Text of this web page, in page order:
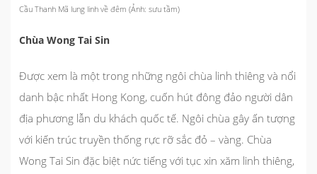
Cầu Thanh Mã lung linh về đêm (Ảnh: sưu tầm)
Chùa Wong Tai Sin
Được xem là một trong những ngôi chùa linh thiêng và nổi
danh bậc nhất Hong Kong, cuốn hút đông đảo người dân
địa phương lẫn du khách quốc tế. Ngôi chùa gây ấn tượng
với kiến trúc truyền thống rực rỡ sắc đỏ – vàng. Chùa
Wong Tai Sin đặc biệt nức tiếng với tục xin xăm linh thiêng,